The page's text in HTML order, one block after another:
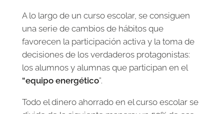
A lo largo de un curso escolar, se consiguen
una serie de cambios de hábitos que
favorecen la participación activa y la toma de
decisiones de los verdaderos protagonistas:
los alumnos y alumnas que participan en el
“equipo energético”.
Todo el dinero ahorrado en el curso escolar se